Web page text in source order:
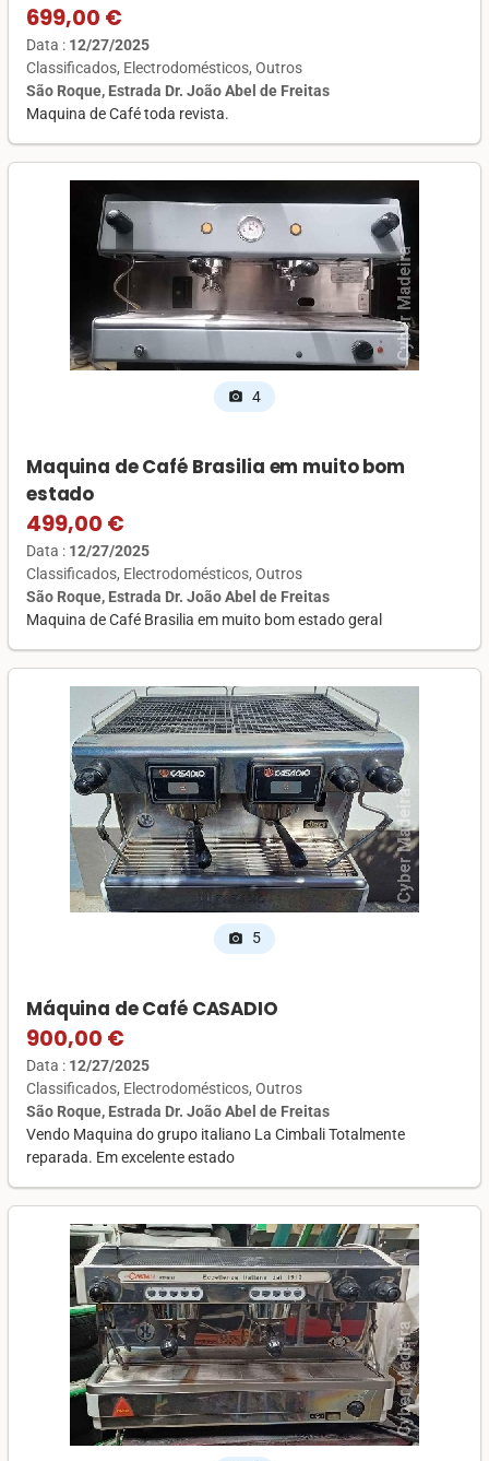
699,00 €
Data : 12/27/2025
Classificados Electrodomésticos Outros
São Roque, Estrada Dr. João Abel de Freitas
Maquina de Café toda revista.
photo_camera 4
Maquina de Café Brasilia em muito bom
estado
499,00 €
Data : 12/27/2025
Classificados Electrodomésticos Outros
São Roque, Estrada Dr. João Abel de Freitas
Maquina de Café Brasilia em muito bom estado geral
photo_camera 5
Máquina de Café CASADIO
900,00 €
Data : 12/27/2025
Classificados Electrodomésticos Outros
São Roque, Estrada Dr. João Abel de Freitas
Vendo Maquina do grupo italiano La Cimbali Totalmente
reparada. Em excelente estado